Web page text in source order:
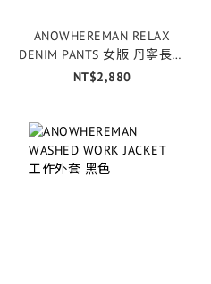
ANOWHEREMAN RELAX
DENIM PANTS 女版 丹寧長褲
藍色
NT$2,880